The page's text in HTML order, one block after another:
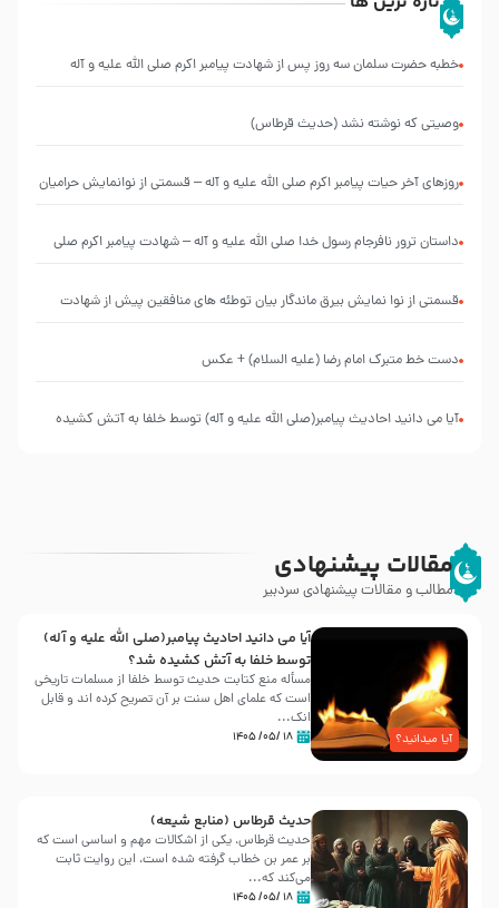
خطبه حضرت سلمان سه روز پس از شهادت پیامبر اکرم صلی الله علیه و آله
وصیتی که نوشته نشد (حدیث قرطاس)
روزهای آخر حیات پیامبر اکرم صلی الله علیه و آله – قسمتی از نوانمایش حرامیان
‌‌‌‌‌‌‌داستان ترور نافرجام رسول خدا صلی الله علیه و آله – شهادت پیامبر اکرم صلی
قسمتی از نوا نمایش بیرق ماندگار بیان توطئه های منافقین پیش از شهادت
دست خط متبرک امام رضا (علیه السلام) + عکس
آیا می دانید احادیث پیامبر(صلی الله علیه و آله) توسط خلفا به آتش کشیده
مقالات پیشنهادی
مطالب و مقالات پیشنهادی سردبیر
آیا میدانید؟
آیا می دانید احادیث پیامبر(صلی الله علیه و آله)
توسط خلفا به آتش کشیده شد؟
مسأله منع کتابت حدیث توسط خلفا از مسلمات تاریخی
است که علمای اهل سنت بر آن تصریح کرده اند و قابل
انک...
۱۸ /۰۵/ ۱۴۰۵
حدیث قرطاس (منابع شیعه)
حدیث قرطاس، یکی از اشکالات مهم و اساسی است که
بر عمر بن خطاب گرفته شده است، این روایت ثابت
می‌کند که...
۱۸ /۰۵/ ۱۴۰۵